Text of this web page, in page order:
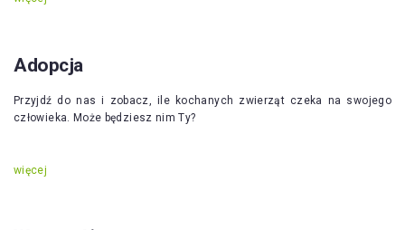
Adopcja
Przyjdź do nas i zobacz, ile kochanych zwierząt czeka na swojego
człowieka. Może będziesz nim Ty?
więcej